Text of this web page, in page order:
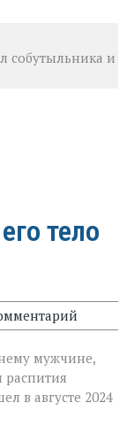
собутыльника и
тело
мужчине,
распития
в августе 2024